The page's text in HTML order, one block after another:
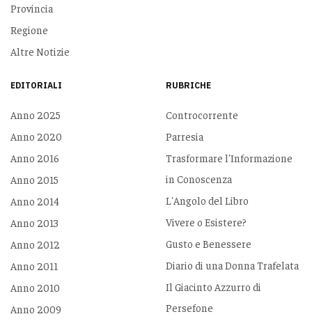
Provincia
Regione
Altre Notizie
EDITORIALI
Anno 2025
Anno 2020
Anno 2016
Anno 2015
Anno 2014
Anno 2013
Anno 2012
Anno 2011
Anno 2010
Anno 2009
RUBRICHE
Controcorrente
Parresia
Trasformare l'Informazione
in Conoscenza
L'Angolo del Libro
Vivere o Esistere?
Gusto e Benessere
Diario di una Donna Trafelata
Il Giacinto Azzurro di
Persefone